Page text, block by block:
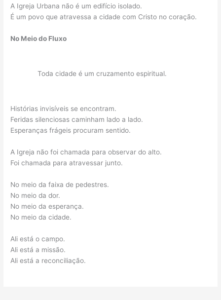
A Igreja Urbana não é um edifício isolado.
É um povo que atravessa a cidade com Cristo no coração.
No Meio do Fluxo
Toda cidade é um cruzamento espiritual.
Histórias invisíveis se encontram.
Feridas silenciosas caminham lado a lado.
Esperanças frágeis procuram sentido.
A Igreja não foi chamada para observar do alto.
Foi chamada para atravessar junto.
No meio da faixa de pedestres.
No meio da dor.
No meio da esperança.
No meio da cidade.
Ali está o campo.
Ali está a missão.
Ali está a reconciliação.